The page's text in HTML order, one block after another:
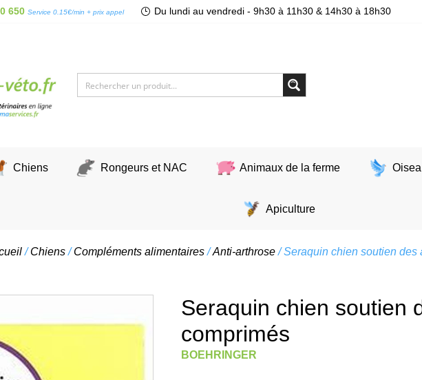
650 Service 0.15€/min + prix appel Du lundi au vendredi - 9h30 à 11h30 & 14h30 à 18h30
Chiens Rongeurs et NAC Animaux de la ferme
Apiculture
/Chiens/Compléments alimentaires/Anti-arthrose/ Seraquin chien soutien des
Seraquin chien soutien
comprimés
BOEHRINGER